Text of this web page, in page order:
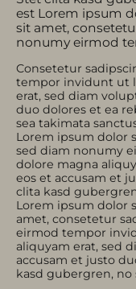
est Lorem ipsum
sit amet,
nonumy eirmod
Consetetur
tempor invidunt ut
erat, sed diam
duo dolores et ea
sea takimata
Lorem ipsum dolor
sed diam nonumy
dolore magna
eos et accusam et
clita kasd
Lorem ipsum dolor
amet, consetetur
eirmod tempor
aliquyam erat, sed
accusam et justo
kasd gubergren, no